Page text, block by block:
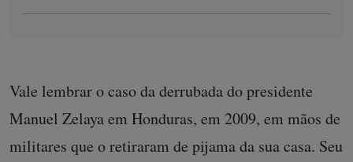
Vale lembrar o caso da derrubada do presidente
Manuel Zelaya em Honduras, em 2009, em mãos de
militares que o retiraram de pijama da sua casa. Seu